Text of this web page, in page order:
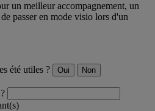
un meilleur accompagnement, un
passer en mode visio lors d'un
été utiles ? Oui Non